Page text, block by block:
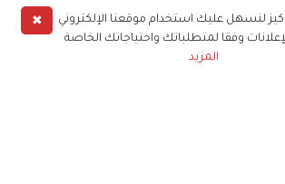
✖
لنسهل عليك استخدام موقعنا الإلكتروني
وفقا لمتطلباتك واحتياجاتك الخاصة
المزيد